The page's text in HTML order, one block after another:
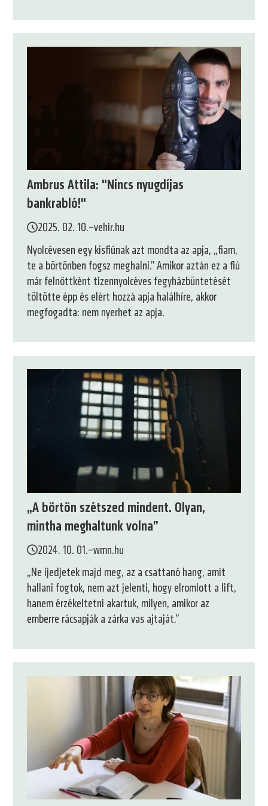
Ambrus Attila: "Nincs nyugdíjas
bankrabló!"
2025. 02. 10.–vehir.hu
Nyolcévesen egy kisfiúnak azt mondta az apja, „fiam,
te a börtönben fogsz meghalni.” Amikor aztán ez a fiú
már felnőttként tizennyolcéves fegyházbüntetését
töltötte épp és elért hozzá apja halálhíre, akkor
megfogadta: nem nyerhet az apja.
„A börtön szétszed mindent. Olyan,
mintha meghaltunk volna”
2024. 10. 01.–wmn.hu
„Ne ijedjetek majd meg, az a csattanó hang, amit
hallani fogtok, nem azt jelenti, hogy elromlott a lift,
hanem érzékeltetni akartuk, milyen, amikor az
emberre rácsapják a zárka vas ajtaját.”